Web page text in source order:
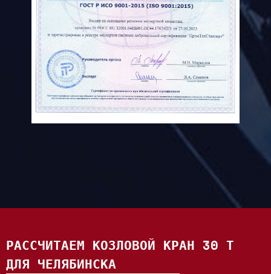
РАССЧИТАЕМ КОЗЛОВОЙ КРАН 30 Т
ДЛЯ ЧЕЛЯБИНСКА